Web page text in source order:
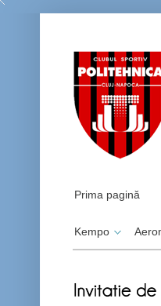
Prima pagină
Kempo